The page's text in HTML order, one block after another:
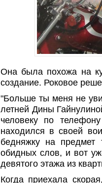
Она была похожа на
создание. Роковое
"Больше ты меня не
летней Дины
человеку по
находился в своей
бедняжку на
обидных слов, и вот
девятого этажа из
Когда приехала